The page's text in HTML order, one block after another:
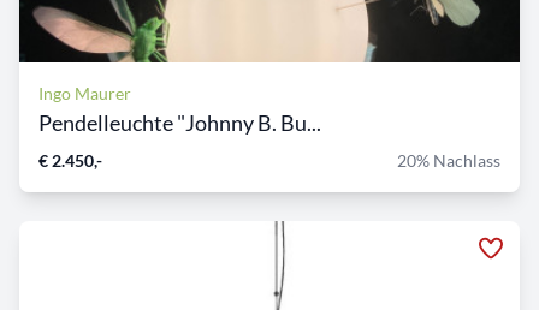
Ingo Maurer
Pendelleuchte "Johnny B. Bu...
€ 2.450,- 20% Nachlass